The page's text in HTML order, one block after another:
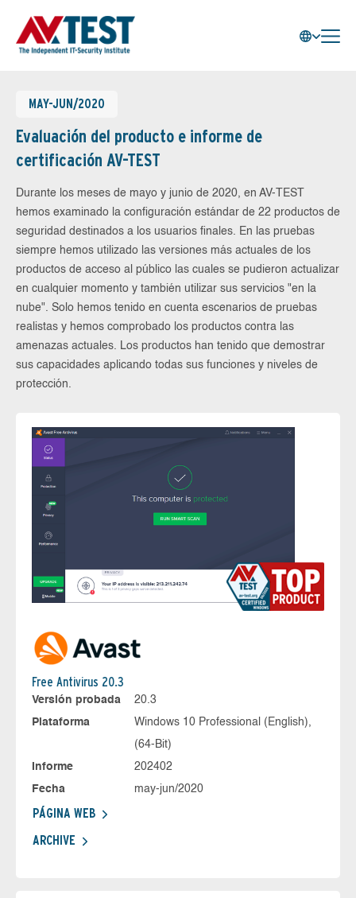
MAY-JUN/2020
Evaluación del producto e informe de
certificación AV-TEST
Durante los meses de mayo y junio de 2020, en AV-TEST
hemos examinado la configuración estándar de 22 productos de
seguridad destinados a los usuarios finales. En las pruebas
siempre hemos utilizado las versiones más actuales de los
productos de acceso al público las cuales se pudieron actualizar
en cualquier momento y también utilizar sus servicios "en la
nube". Solo hemos tenido en cuenta escenarios de pruebas
realistas y hemos comprobado los productos contra las
amenazas actuales. Los productos han tenido que demostrar
sus capacidades aplicando todas sus funciones y niveles de
protección.
Free Antivirus 20.3
Versión probada
20.3
Plataforma
Windows 10 Professional (English),
(64-Bit)
Informe
202402
Fecha
may-jun/2020
PÁGINA WEB
ARCHIVE